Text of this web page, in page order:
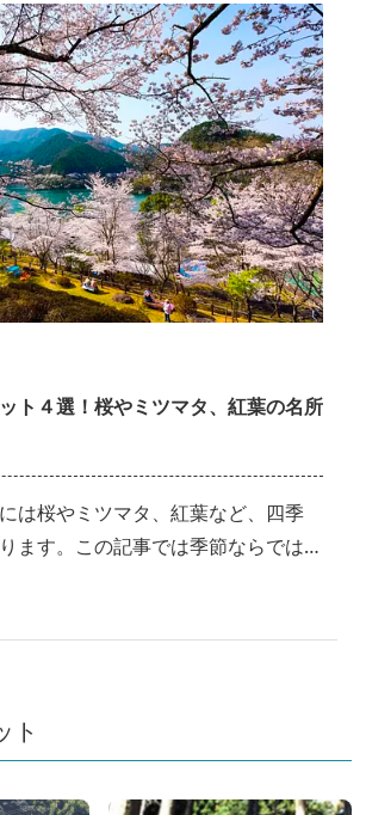
梵字のお寺、御嶽山真福院を中心に
せてご紹介しますので是非最後まで
ト４選！桜やミツマタ、紅葉の名所
は桜やミツマタ、紅葉など、四季
ます。この記事では季節ならではの
ト